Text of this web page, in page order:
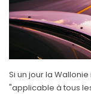
Si un jour la
"applicable à tous